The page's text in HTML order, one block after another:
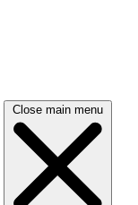
Close main menu